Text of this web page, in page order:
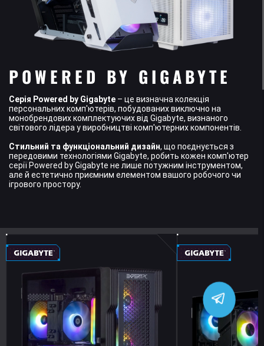
POWERED BY GIGABYTE
Серія Powered by Gigabyte – це визначна колекція
персональних комп'ютерів, побудованих виключно на
монобрендових комплектуючих від Gigabyte, визнаного
світового лідера у виробництві комп'ютерних компонентів.
Стильний та функціональний дизайн, що поєднується з
передовими технологіями Gigabyte, робить кожен комп'ютер
серії Powered by Gigabyte не лише потужним інструментом,
але й естетично приємним елементом вашого робочого чи
ігрового простору.